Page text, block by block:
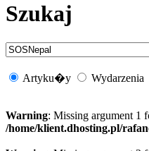
Szukaj
Artyku�y Wydarzenia
Warning: Missing argument 1
/home/klient.dhosting.pl/